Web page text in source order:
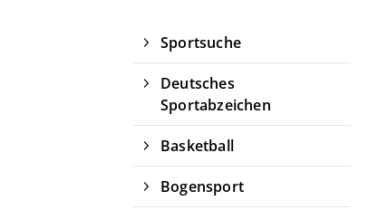
Sportsuche
Deutsches
Sportabzeichen
Basketball
Bogensport